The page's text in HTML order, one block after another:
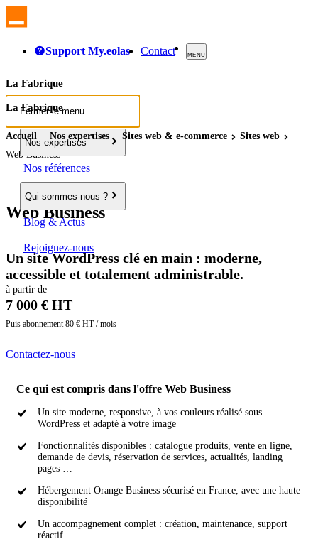
Support My.eolas Contact MENU
La Fabrique
Fermer le menu
Nos expertises
Nos références
Qui sommes-nous ?
Blog & Actus
Rejoignez-nous
La Fabrique
Accueil Nos expertises Sites web & e-commerce Sites web
Web Business
Web Business
Un site WordPress clé en main : moderne,
accessible et totalement administrable.
à partir de
7 000 € HT
Puis abonnement 80 € HT / mois
Contactez-nous
Ce qui est compris dans l'offre Web Business
Un site moderne, responsive, à vos couleurs réalisé sous
WordPress et adapté à votre image
Fonctionnalités disponibles : catalogue produits, vente en ligne,
demande de devis, réservation de services, actualités, landing
pages …
Hébergement Orange Business sécurisé en France, avec une haute
disponibilité
Un accompagnement complet : création, maintenance, support
réactif